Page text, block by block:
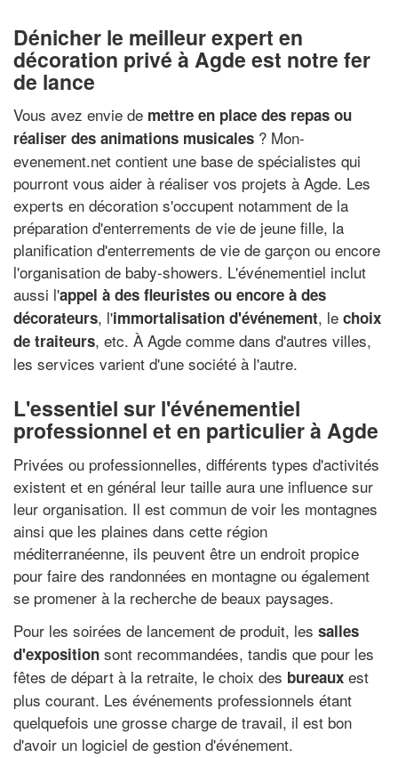
Dénicher le meilleur expert en
décoration privé à Agde est notre fer
de lance
Vous avez envie de mettre en place des repas ou
réaliser des animations musicales ? Mon-
evenement.net contient une base de spécialistes qui
pourront vous aider à réaliser vos projets à Agde. Les
experts en décoration s'occupent notamment de la
préparation d'enterrements de vie de jeune fille, la
planification d'enterrements de vie de garçon ou encore
l'organisation de baby-showers. L'événementiel inclut
aussi l'appel à des fleuristes ou encore à des
décorateurs, l'immortalisation d'événement, le choix
de traiteurs, etc. À Agde comme dans d'autres villes,
les services varient d'une société à l'autre.
L'essentiel sur l'événementiel
professionnel et en particulier à Agde
Privées ou professionnelles, différents types d'activités
existent et en général leur taille aura une influence sur
leur organisation. Il est commun de voir les montagnes
ainsi que les plaines dans cette région
méditerranéenne, ils peuvent être un endroit propice
pour faire des randonnées en montagne ou également
se promener à la recherche de beaux paysages.
Pour les soirées de lancement de produit, les salles
d'exposition sont recommandées, tandis que pour les
fêtes de départ à la retraite, le choix des bureaux est
plus courant. Les événements professionnels étant
quelquefois une grosse charge de travail, il est bon
d'avoir un logiciel de gestion d'événement.